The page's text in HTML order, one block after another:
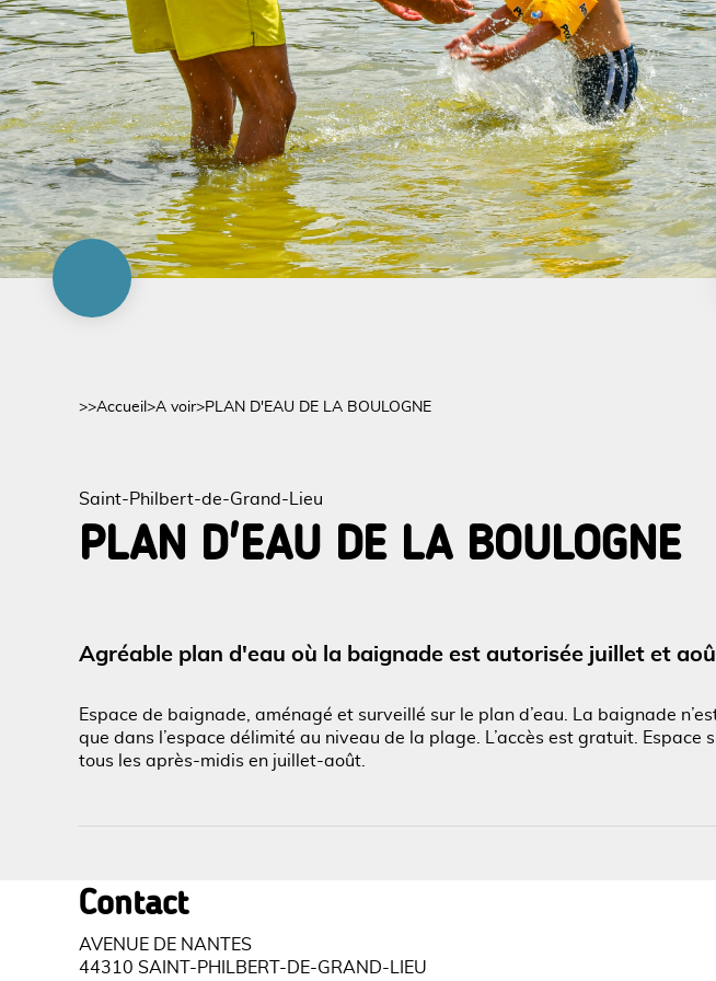
>>Accueil >A voir>PLAN D'EAU DE LA BOULOGNE
Saint-Philbert-de-Grand-Lieu
PLAN D'EAU DE LA BOULOGNE
Agréable plan d'eau où la baignade est autorisée juillet et
Espace de baignade, aménagé et surveillé sur le plan d’eau. La baignade
que dans l’espace délimité au niveau de la plage. L’accès est gratuit. Espace
tous les après-midis en juillet-août.
Contact
AVENUE DE NANTES
44310 SAINT-PHILBERT-DE-GRAND-LIEU